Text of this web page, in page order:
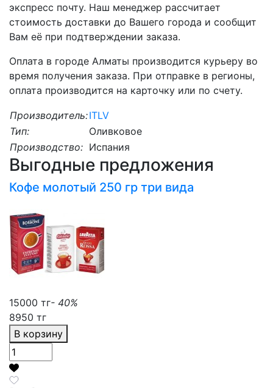
экспресс почту. Наш менеджер рассчитает
стоимость доставки до Вашего города и сообщит
Вам её при подтверждении заказа.
Оплата в городе Алматы производится курьеру во
время получения заказа. При отправке в регионы,
оплата производится на карточку или по счету.
Производитель:ITLV
Тип:
Оливковое
Производство: Испания
Выгодные предложения
Кофе молотый 250 гр три вида
15000 тг- 40%
8950 тг
В корзину